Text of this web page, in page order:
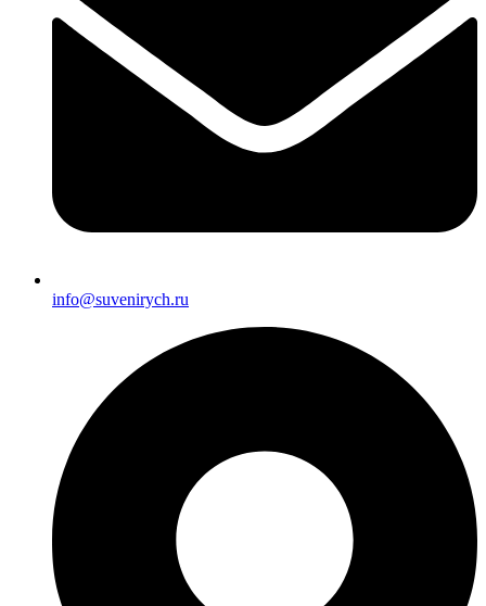
info@suvenirych.ru